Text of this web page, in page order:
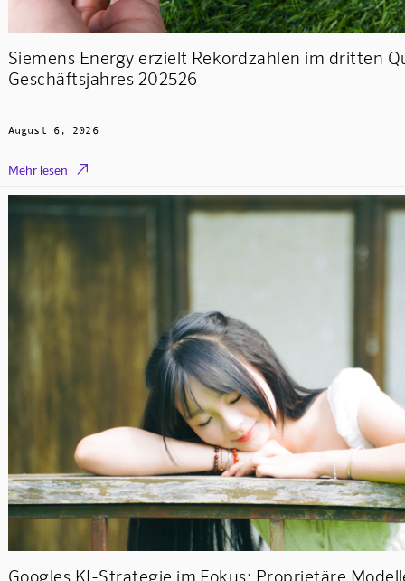
Siemens Energy erzielt Rekordzahlen im dritten
Geschäftsjahres 202526
August 6, 2026
Mehr lesen 
Googles KI-Strategie im Fokus: Proprietäre